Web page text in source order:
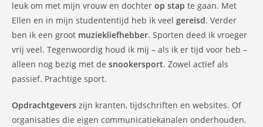
leuk om met mijn vrouw en dochter op stap te gaan. Met
Ellen en in mijn studententijd heb ik veel gereisd. Verder
ben ik een groot muziekliefhebber. Sporten deed ik vroeger
vrij veel. Tegenwoordig houd ik mij – als ik er tijd voor heb –
alleen nog bezig met de snookersport. Zowel actief als
passief. Prachtige sport.
Opdrachtgevers zijn kranten, tijdschriften en websites. Of
organisaties die eigen communicatiekanalen onderhouden.